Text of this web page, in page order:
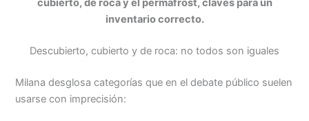
cubierto, de roca y el permafrost, claves para un
inventario correcto.
Descubierto, cubierto y de roca: no todos son iguales
Milana desglosa categorías que en el debate público suelen
usarse con imprecisión: